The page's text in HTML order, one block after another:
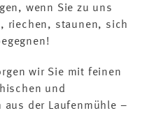
Erfahrungsfeld
der Sinne
zum neuen
EINS+ALLES
Onlineshop
wenn Sie zu uns
riechen, staunen, sich
wir Sie mit feinen
und
aus der Laufenmühle –